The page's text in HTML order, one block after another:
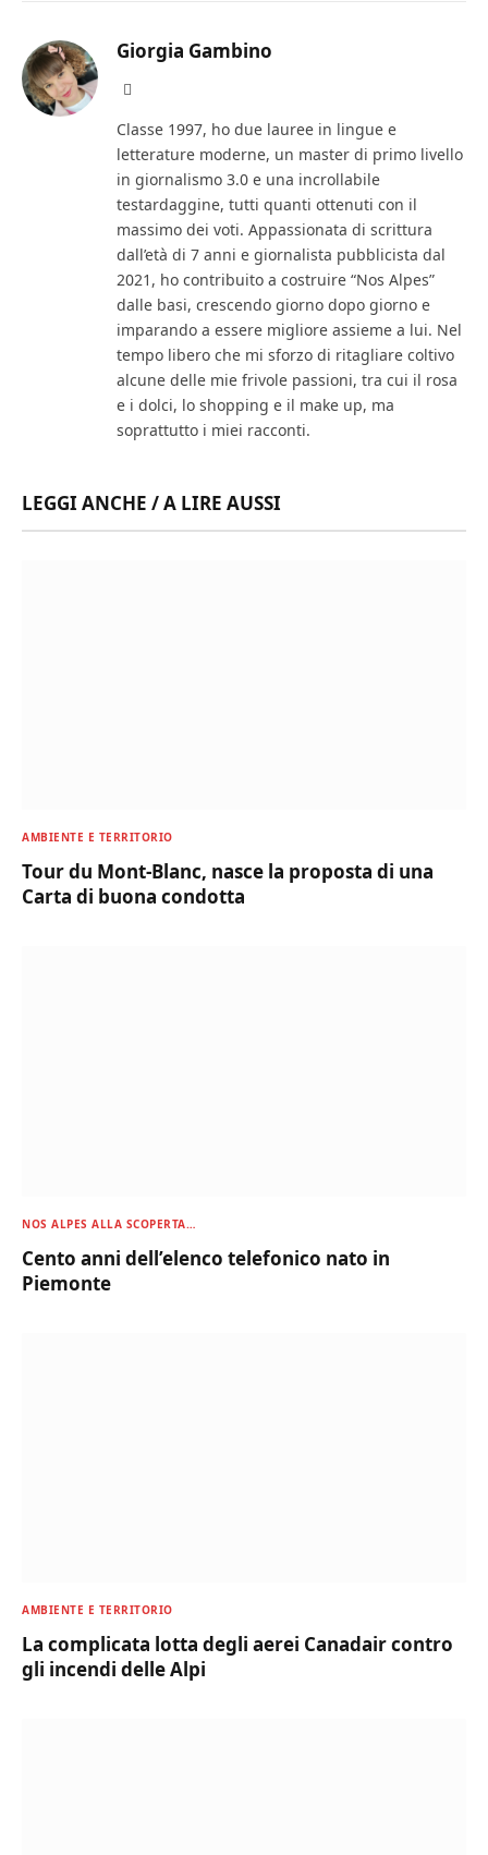
Giorgia Gambino
Classe 1997, ho due lauree in lingue e
letterature moderne, un master di primo livello
in giornalismo 3.0 e una incrollabile
testardaggine, tutti quanti ottenuti con il
massimo dei voti. Appassionata di scrittura
dall’età di 7 anni e giornalista pubblicista dal
2021, ho contribuito a costruire “Nos Alpes”
dalle basi, crescendo giorno dopo giorno e
imparando a essere migliore assieme a lui. Nel
tempo libero che mi sforzo di ritagliare coltivo
alcune delle mie frivole passioni, tra cui il rosa
e i dolci, lo shopping e il make up, ma
soprattutto i miei racconti.
LEGGI ANCHE / A LIRE AUSSI
AMBIENTE E TERRITORIO
Tour du Mont-Blanc, nasce la proposta di una
Carta di buona condotta
NOS ALPES ALLA SCOPERTA…
Cento anni dell’elenco telefonico nato in
Piemonte
AMBIENTE E TERRITORIO
La complicata lotta degli aerei Canadair contro
gli incendi delle Alpi